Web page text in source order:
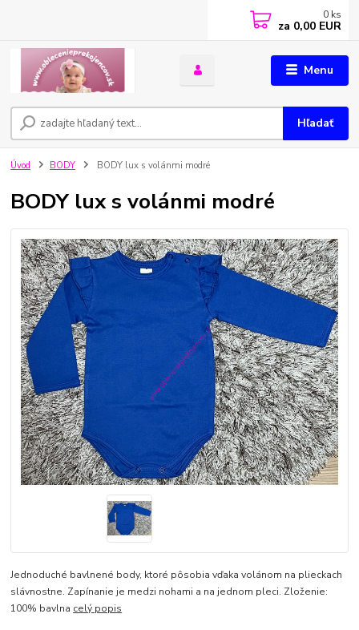
Menu
Hľadať
0 ks
za 0,00 EUR
Úvod BODY BODY lux s volánmi modré
BODY lux s volánmi modré
Jednoduché bavlnené body, ktoré pôsobia vďaka volánom na plieckach
slávnostne. Zapínanie je medzi nohami a na jednom pleci. Zloženie:
100% bavlna celý popis